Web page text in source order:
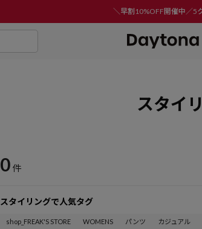
＼早割10%OFF開催中／5
スタイ
0 件
スタイリングで人気タグ
shop_FREAK'S STORE WOMENS パンツ カジュアル